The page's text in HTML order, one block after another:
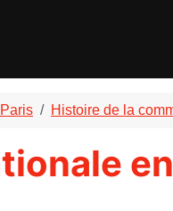
Histoire de la